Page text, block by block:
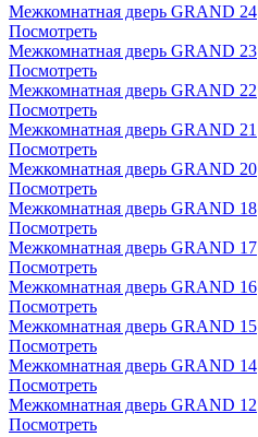
Межкомнатная дверь GRAND 24
Посмотреть
Межкомнатная дверь GRAND 23
Посмотреть
Межкомнатная дверь GRAND 22
Посмотреть
Межкомнатная дверь GRAND 21
Посмотреть
Межкомнатная дверь GRAND 20
Посмотреть
Межкомнатная дверь GRAND 18
Посмотреть
Межкомнатная дверь GRAND 17
Посмотреть
Межкомнатная дверь GRAND 16
Посмотреть
Межкомнатная дверь GRAND 15
Посмотреть
Межкомнатная дверь GRAND 14
Посмотреть
Межкомнатная дверь GRAND 12
Посмотреть